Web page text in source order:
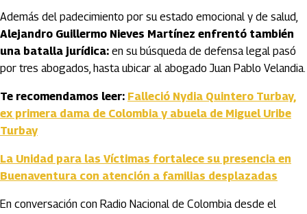
Además del padecimiento por su estado emocional y de salud,
Alejandro Guillermo Nieves Martínez enfrentó también
una batalla jurídica: en su búsqueda de defensa legal pasó
por tres abogados, hasta ubicar al abogado Juan Pablo Velandia.
Te recomendamos leer: Falleció Nydia Quintero Turbay,
ex primera dama de Colombia y abuela de Miguel Uribe
Turbay
La Unidad para las Víctimas fortalece su presencia en
Buenaventura con atención a familias desplazadas
En conversación con Radio Nacional de Colombia desde el